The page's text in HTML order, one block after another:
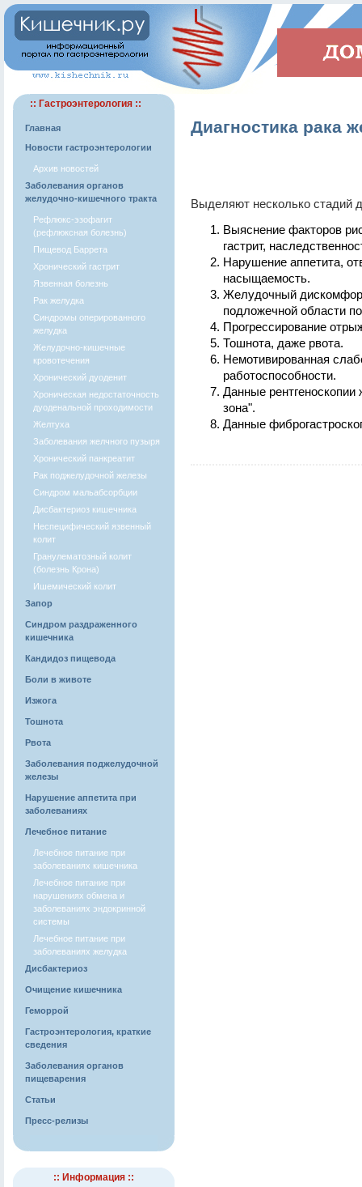
:: Гастроэнтерология ::
Главная
Новости гастроэнтерологии
Архив новостей
Заболевания органов
желудочно-кишечного тракта
Рефлюкс-эзофагит
(рефлюксная болезнь)
Пищевод Баррета
Хронический гастрит
Язвенная болезнь
Рак желудка
Синдромы оперированного
желудка
Желудочно-кишечные
кровотечения
Хронический дуоденит
Хроническая недостаточность
дуоденальной проходимости
Желтуха
Заболевания желчного пузыря
Хронический панкреатит
Рак поджелудочной железы
Синдром мальабсорбции
Дисбактериоз кишечника
Неспецифический язвенный
колит
Гранулематозный колит
(болезнь Крона)
Ишемический колит
Запор
Синдром раздраженного
кишечника
Кандидоз пищевода
Боли в животе
Изжога
Тошнота
Рвота
Заболевания поджелудочной
железы
Нарушение аппетита при
заболеваниях
Лечебное питание
Лечебное питание при
заболеваниях кишечника
Лечебное питание при
нарушениях обмена и
заболеваниях эндокринной
системы
Лечебное питание при
заболеваниях желудка
Дисбактериоз
Очищение кишечника
Геморрой
Гастроэнтерология, краткие
сведения
Заболевания органов
пищеварения
Статьи
Пресс-релизы
:: Информация ::
Диагностика рака
Выделяют несколько стадий
Выяснение факторов
гастрит,
Нарушение аппетита,
насыщаемость.
Желудочный
подложечной области
Прогрессирование
Тошнота, даже рвота.
Немотивированная
работоспособности.
Данные
зона".
Данные